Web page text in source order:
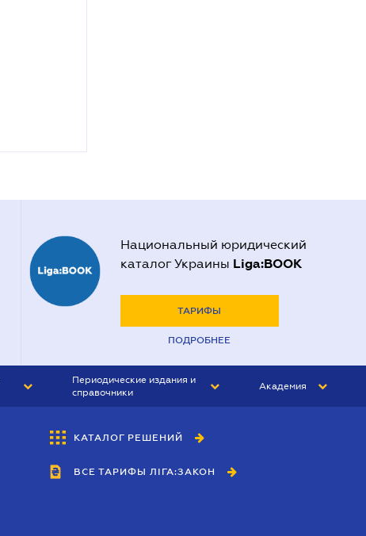
Национальный юридический
каталог Украины Liga:BOOK
ТАРИФЫ
ПОДРОБНЕЕ
Периодические издания и
справочники
БУХГАЛТЕР&ЗАКОН
ВЕСТНИК МСФО
Академия
КАТАЛОГ РЕШЕНИЙ
ВСЕ ТАРИФЫ ЛІГА:ЗАКОН